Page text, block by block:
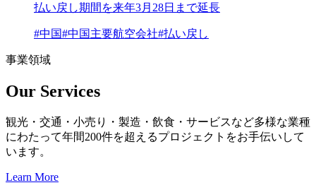
払い戻し期間を来年3月28日まで延長
#中国#中国主要航空会社#払い戻し
事業領域
Our Services
観光・交通・小売り・製造・飲食・サービスなど多様な業種
にわたって年間200件を超えるプロジェクトをお手伝いして
います。
Learn More